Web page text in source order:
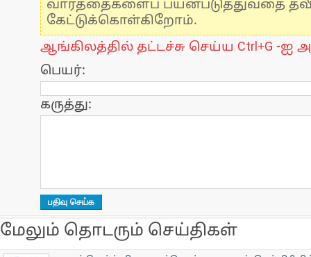
வார்த்தைகளைப் பயன்படுத்துவதை
கேட்டுக்கொள்கிறோம்.
ஆங்கிலத்தில் தட்டச்சு செய்ய Ctrl+G -ஐ
பெயர்:
கருத்து:
மேலும் தொடரும் செய்திகள்